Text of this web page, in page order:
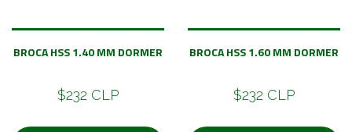
BROCA HSS 1.40 MM DORMER
$232 CLP
BROCA HSS 1.60 MM DORMER
$232 CLP